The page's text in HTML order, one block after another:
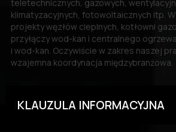
teletechnicznych, gazowych,
klimatyzacyjnych, fotowoltaicznych itp.
projekty węzłów cieplnych, kotłowni
przyłączy wod-kan i centralnego
i wod-kan. Oczywiście w zakres naszej
wzajemna koordynacja międzybranżowa.
KLAUZULA INFORMACYJNA